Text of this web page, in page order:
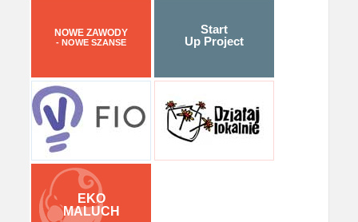
NOWE ZAWODY
- NOWE SZANSE
Start
Up Project
EKO
MALUCH